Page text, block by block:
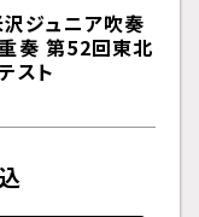
ジュニア吹奏
奏 第52回東北
スト